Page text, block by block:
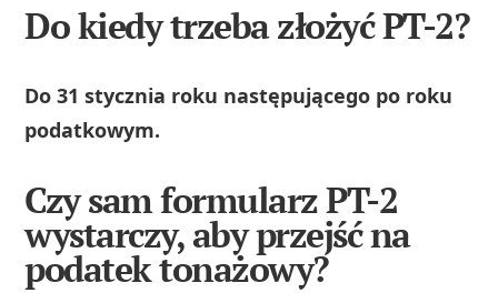
Do kiedy trzeba złożyć PT-2?
Do 31 stycznia roku następującego po roku
podatkowym.
Czy sam formularz PT-2
wystarczy, aby przejść na
podatek tonażowy?